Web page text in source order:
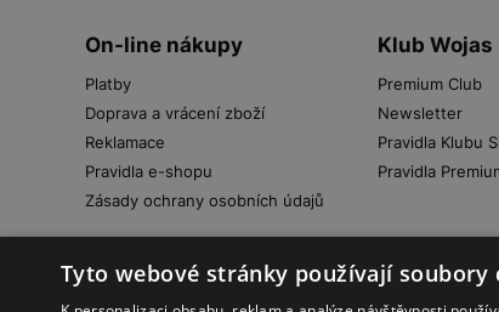
On-line nákupy
Platby
Doprava a vrácení zboží
Reklamace
Pravidla e-shopu
Zásady ochrany osobních údajů
Klub Wojas
Premium Club
Newsletter
Pravidla Klubu
Pravidla
Tyto webové stránky používají soubory